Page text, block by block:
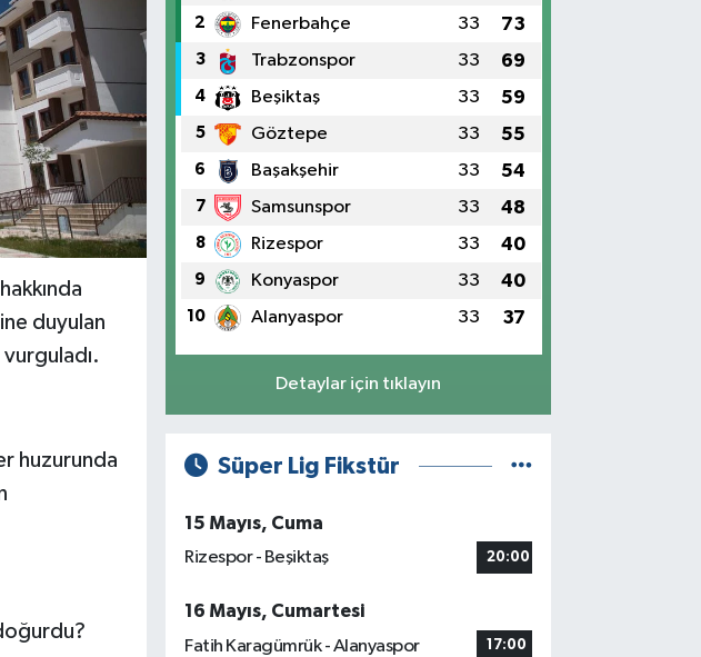
duyulan
vurguladı.
huzurunda
2 Fenerbahçe 33 73
3 Trabzonspor 33 69
4 Beşiktaş 33 59
5 Göztepe 33 55
6 Başakşehir 33 54
7 Samsunspor 33 48
8 Rizespor 33 40
9 Konyaspor 33 40
10 Alanyaspor 33 37
Detaylar için tıklayın
Süper Lig Fikstür
15 Mayıs, Cuma
Rizespor - Beşiktaş
20:00
16 Mayıs, Cumartesi
Fatih Karagümrük - Alanyaspor
17:00